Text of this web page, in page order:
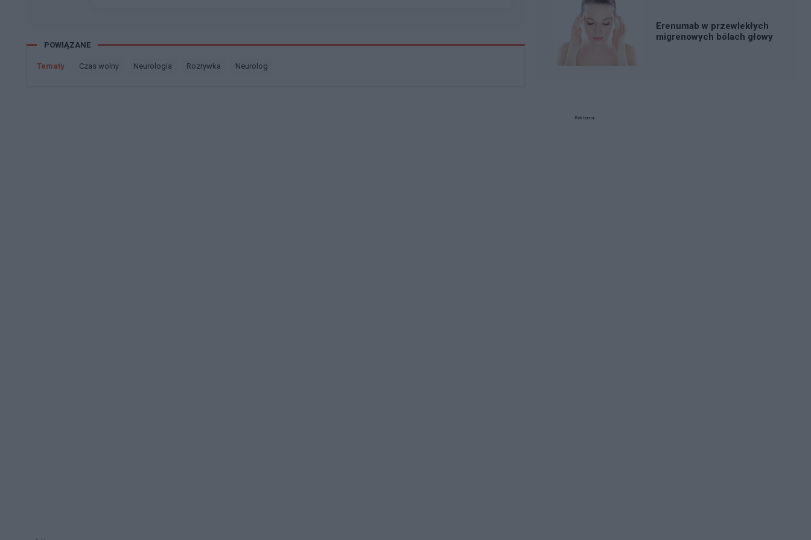
POWIĄZANE
Tematy czas wolny neurologia rozrywka neurolog
Erenumab w przewlekłych
migrenowych bólach głowy
Reklama: